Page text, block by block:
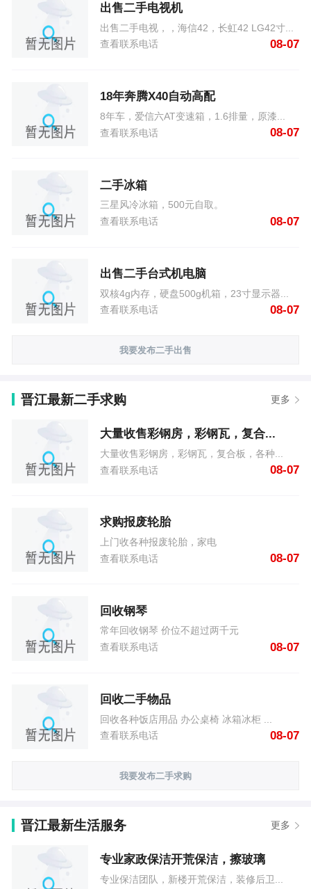
出售二手电视机
出售二手电视，，海信42，长虹42 LG42寸...
查看联系电话
08-07
18年奔腾X40自动高配
8年车，爱信六AT变速箱，1.6排量，原漆...
查看联系电话
08-07
二手冰箱
三星风冷冰箱，500元自取。
查看联系电话
08-07
出售二手台式机电脑
双核4g内存，硬盘500g机箱，23寸显示器...
查看联系电话
08-07
我要发布二手出售
晋江最新二手求购 更多
大量收售彩钢房，彩钢瓦，复合...
大量收售彩钢房，彩钢瓦，复合板，各种...
查看联系电话
08-07
求购报废轮胎
上门收各种报废轮胎，家电
查看联系电话
08-07
回收钢琴
常年回收钢琴 价位不超过两千元
查看联系电话
08-07
回收二手物品
回收各种饭店用品 办公桌椅 冰箱冰柜 ...
查看联系电话
08-07
我要发布二手求购
晋江最新生活服务 更多
专业家政保洁开荒保洁，擦玻璃
专业保洁团队，新楼开荒保洁，装修后卫...